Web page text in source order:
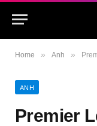
Home » Anh »
ANH
Premier